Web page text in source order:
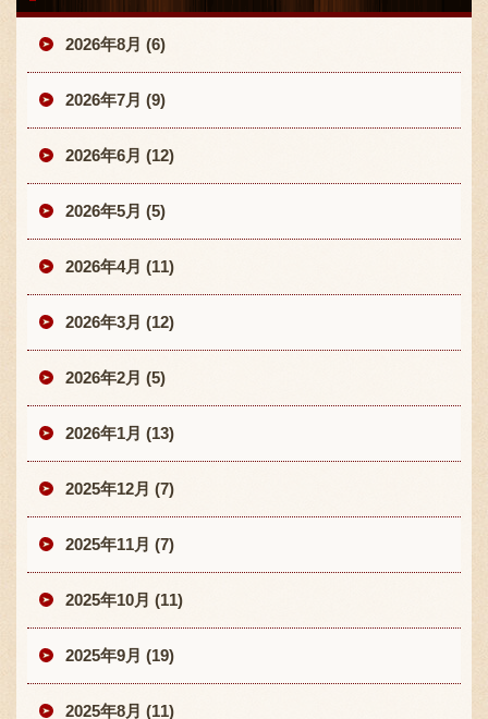
2026年8月 (6)
2026年7月 (9)
2026年6月 (12)
2026年5月 (5)
2026年4月 (11)
2026年3月 (12)
2026年2月 (5)
2026年1月 (13)
2025年12月 (7)
2025年11月 (7)
2025年10月 (11)
2025年9月 (19)
2025年8月 (11)